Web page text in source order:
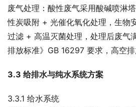
废气处理：酸性废气采用酸碱喷淋
性炭吸附 + 光催化氧化处理，生物
过滤 + 高温灭菌处理，处理后废气
排放标准》GB 16297 要求，高空排
3.3 给排水与纯水系统方案
3.3.1 给水系统